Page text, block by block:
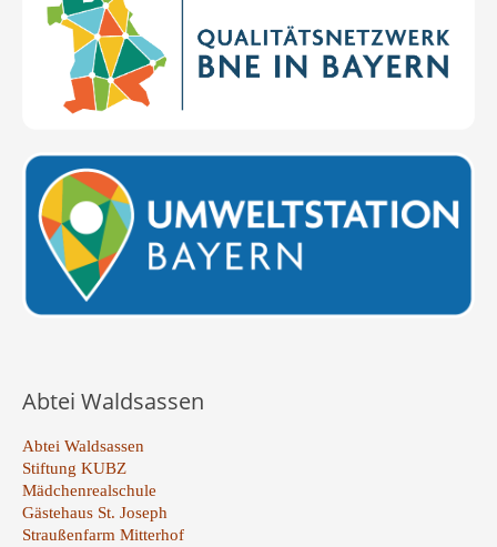
Abtei Waldsassen
Abtei Waldsassen
Stiftung KUBZ
Mädchenrealschule
Gästehaus St. Joseph
Straußenfarm Mitterhof